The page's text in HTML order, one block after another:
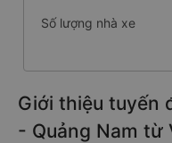
Số lượng nhà xe
Giới thiệu tuyến
- Quảng Nam từ